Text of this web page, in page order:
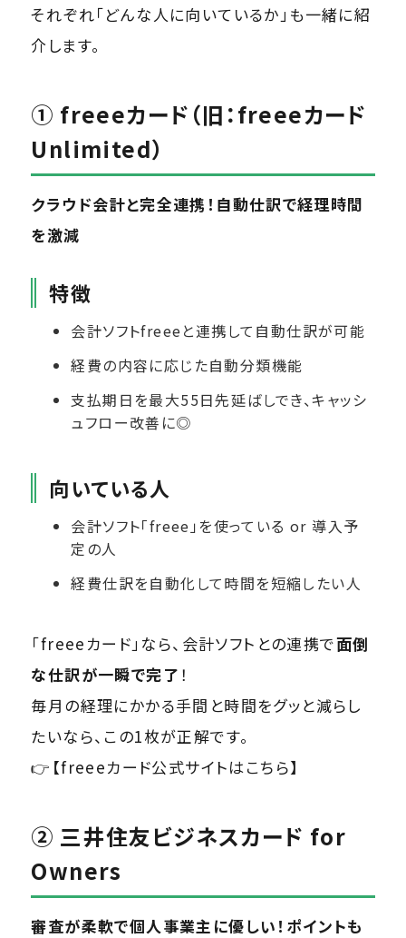
それぞれ「どんな人に向いているか」も一緒に紹
介します。
① freeeカード（旧：freeeカード
Unlimited）
クラウド会計と完全連携！自動仕訳で経理時間
を激減
特徴
会計ソフトfreeeと連携して自動仕訳が可能
経費の内容に応じた自動分類機能
支払期日を最大55日先延ばしでき、キャッシ
ュフロー改善に◎
向いている人
会計ソフト「freee」を使っている or 導入予
定の人
経費仕訳を自動化して時間を短縮したい人
「freeeカード」なら、会計ソフトとの連携で面倒
な仕訳が一瞬で完了 ！
毎月の経理にかかる手間と時間をグッと減らし
たいなら、この1枚が正解です。
👉【freeeカード公式サイトはこちら】
② 三井住友ビジネスカード for
Owners
審査が柔軟で個人事業主に優しい！ポイントも